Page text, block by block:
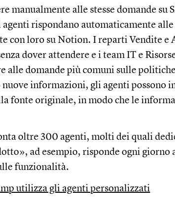
manualmente alle stesse domande su
rispondano automaticamente
con loro su Notion. I reparti Vendite e
dover attendere e i team IT e
alle domande più comuni sulle
nuove informazioni, gli agenti possono
fonte originale, in modo che le
oltre 300 agenti, molti dei quali
ad esempio, risponde ogni giorno
funzionalità.
utilizza gli agenti personalizzati